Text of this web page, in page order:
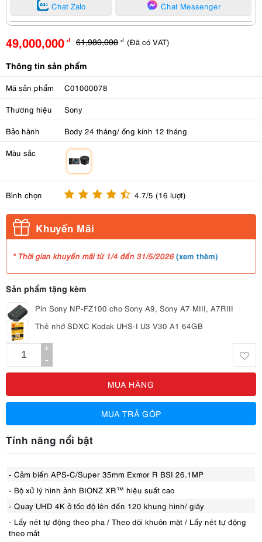
Chat Zalo Chat Messenger
49,000,000 đ 61,980,000 đ (Đã có VAT)
Thông tin sản phẩm
Mã sản phẩm C01000078
Thương hiệu Sony
Bảo hành Body 24 tháng/ ống kính 12 tháng
Màu sắc
Bình chọn 4.7/5 (16 lượt)
Khuyến Mãi
* Thời gian khuyến mãi từ 1/4 đến 31/5/2026(xem thêm)
Sản phẩm tặng kèm
Pin Sony NP-FZ100 cho Sony A9, Sony A7 MIII, A7RIII
Thẻ nhớ SDXC Kodak UHS-I U3 V30 A1 64GB
+
-
MUA HÀNG
MUA TRẢ GÓP
Tính năng nổi bật
- Cảm biến APS-C/Super 35mm Exmor R BSI 26.1MP
- Bộ xử lý hình ảnh BIONZ XR™ hiệu suất cao
- Quay UHD 4K ở tốc độ lên đến 120 khung hình/ giây
- Lấy nét tự động theo pha / Theo dõi khuôn mặt / Lấy nét tự động
theo mắt